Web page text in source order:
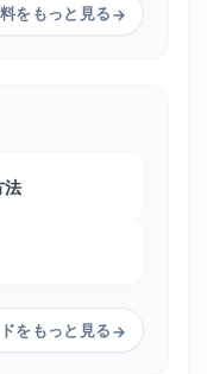
をもっと見る→
法
をもっと見る→